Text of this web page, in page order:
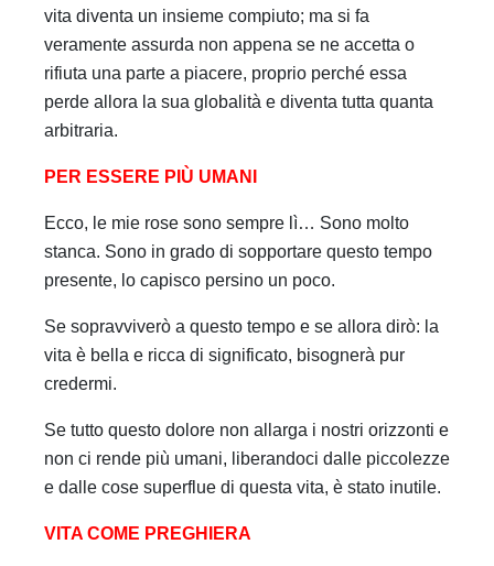
vita diventa un insieme compiuto; ma si fa
veramente assurda non appena se ne accetta o
rifiuta una parte a piacere, proprio perché essa
perde allora la sua globalità e diventa tutta quanta
arbitraria.
PER ESSERE PIÙ UMANI
Ecco, le mie rose sono sempre lì… Sono molto
stanca. Sono in grado di sopportare questo tempo
presente, lo capisco persino un poco.
Se sopravviverò a questo tempo e se allora dirò: la
vita è bella e ricca di significato, bisognerà pur
credermi.
Se tutto questo dolore non allarga i nostri orizzonti e
non ci rende più umani, liberandoci dalle piccolezze
e dalle cose superflue di questa vita, è stato inutile.
VITA COME PREGHIERA